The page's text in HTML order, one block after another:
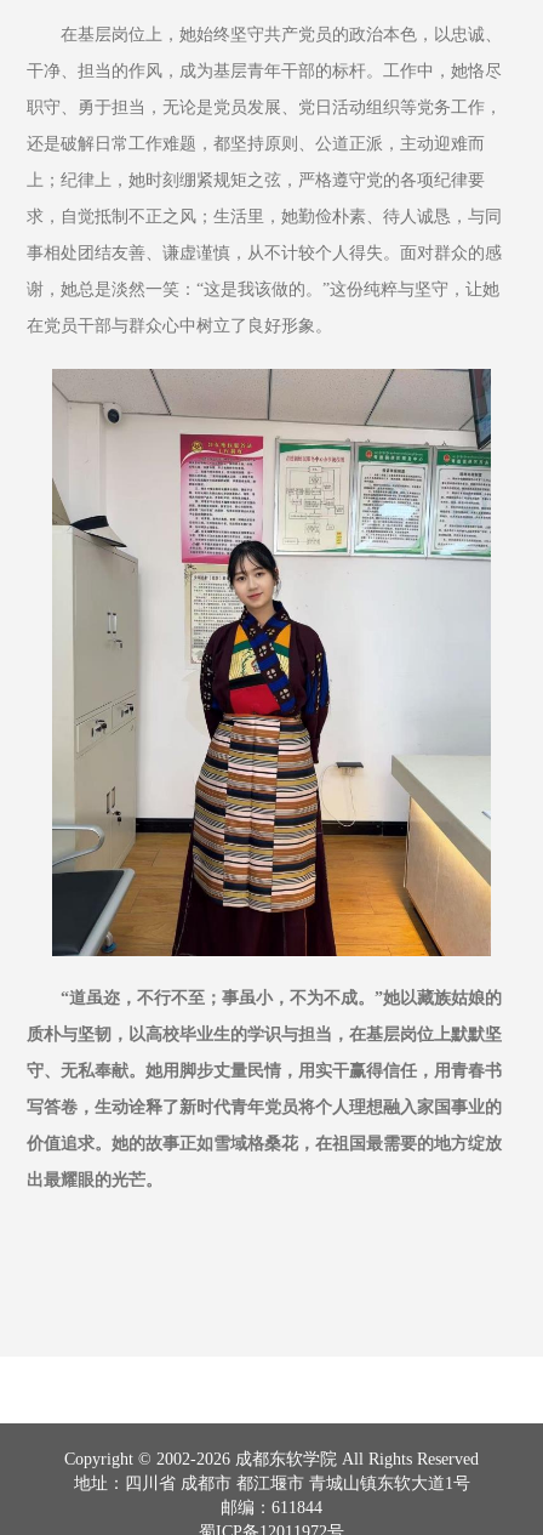
在基层岗位上，她始终坚守共产党员的政治本色，以忠诚、
干净、担当的作风，成为基层青年干部的标杆。工作中，她恪尽
职守、勇于担当，无论是党员发展、党日活动组织等党务工作，
还是破解日常工作难题，都坚持原则、公道正派，主动迎难而
上；纪律上，她时刻绷紧规矩之弦，严格遵守党的各项纪律要
求，自觉抵制不正之风；生活里，她勤俭朴素、待人诚恳，与同
事相处团结友善、谦虚谨慎，从不计较个人得失。面对群众的感
谢，她总是淡然一笑：“这是我该做的。”这份纯粹与坚守，让她
在党员干部与群众心中树立了良好形象。
“道虽迩，不行不至；事虽小，不为不成。”她以藏族姑娘的
质朴与坚韧，以高校毕业生的学识与担当，在基层岗位上默默坚
守、无私奉献。她用脚步丈量民情，用实干赢得信任，用青春书
写答卷，生动诠释了新时代青年党员将个人理想融入家国事业的
价值追求。她的故事正如雪域格桑花，在祖国最需要的地方绽放
出最耀眼的光芒。
Copyright © 2002-2026 成都东软学院 All Rights Reserved
地址：四川省 成都市 都江堰市 青城山镇东软大道1号
邮编：611844